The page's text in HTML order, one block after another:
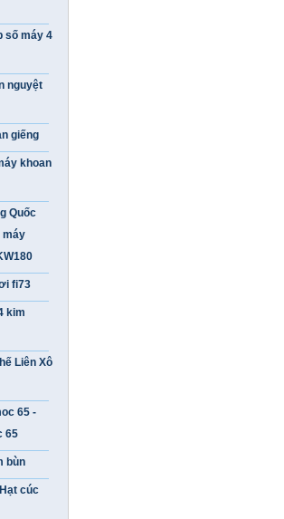
số máy 4
nguyệt
giếng
khoan
Quốc
máy
fi73
kim
Liên Xô
65 -
65
bùn
cúc